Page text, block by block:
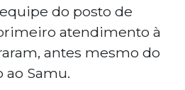
do posto de
atendimento à
antes mesmo do
ao Samu.